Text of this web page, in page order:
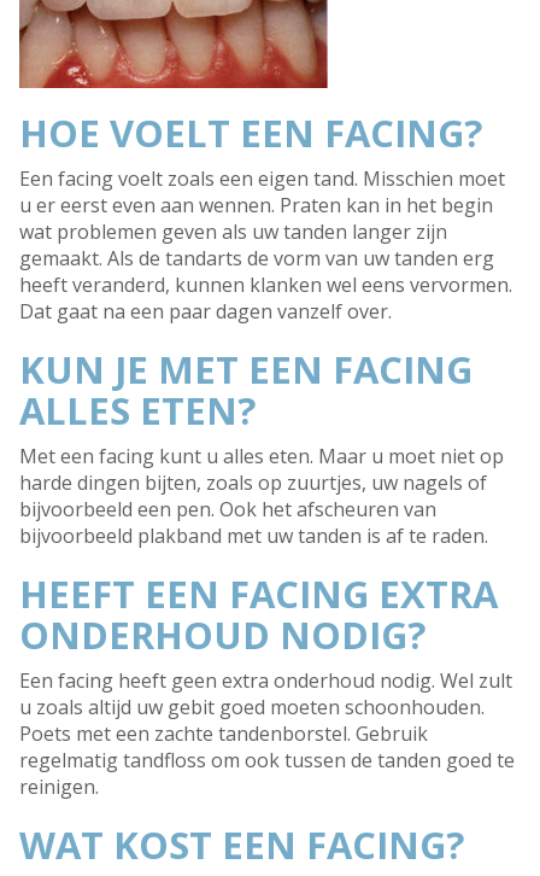
HOE VOELT EEN FACING?
Een facing voelt zoals een eigen tand. Misschien moet
u er eerst even aan wennen. Praten kan in het begin
wat problemen geven als uw tanden langer zijn
gemaakt. Als de tandarts de vorm van uw tanden erg
heeft veranderd, kunnen klanken wel eens vervormen.
Dat gaat na een paar dagen vanzelf over.
KUN JE MET EEN FACING
ALLES ETEN?
Met een facing kunt u alles eten. Maar u moet niet op
harde dingen bijten, zoals op zuurtjes, uw nagels of
bijvoorbeeld een pen. Ook het afscheuren van
bijvoorbeeld plakband met uw tanden is af te raden.
HEEFT EEN FACING EXTRA
ONDERHOUD NODIG?
Een facing heeft geen extra onderhoud nodig. Wel zult
u zoals altijd uw gebit goed moeten schoonhouden.
Poets met een zachte tandenborstel. Gebruik
regelmatig tandfloss om ook tussen de tanden goed te
reinigen.
WAT KOST EEN FACING?